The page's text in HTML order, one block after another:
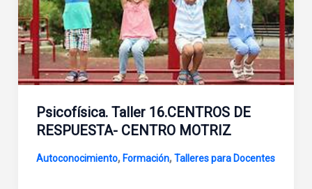
Psicofísica. Taller 16.CENTROS DE
RESPUESTA- CENTRO MOTRIZ
Autoconocimiento,Formación,Talleres para Docentes